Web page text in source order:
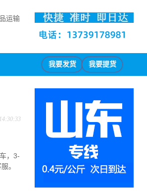
运输
我要发货 我要提货
，3-
。